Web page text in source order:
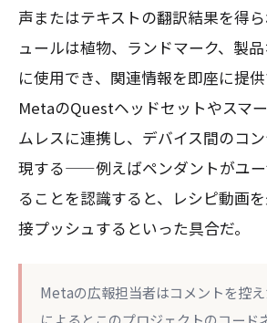
声またはテキストの翻訳結果を得
ュールは植物、ランドマーク、製
に使用でき、関連情報を即座に提供
MetaのQuestヘッドセットやスマ
ムレスに連携し、デバイス間のコ
現する——例えばペンダントがユー
ることを認識すると、レシピ動画
接プッシュするといった具合だ。
Metaの広報担当者はコメントを控